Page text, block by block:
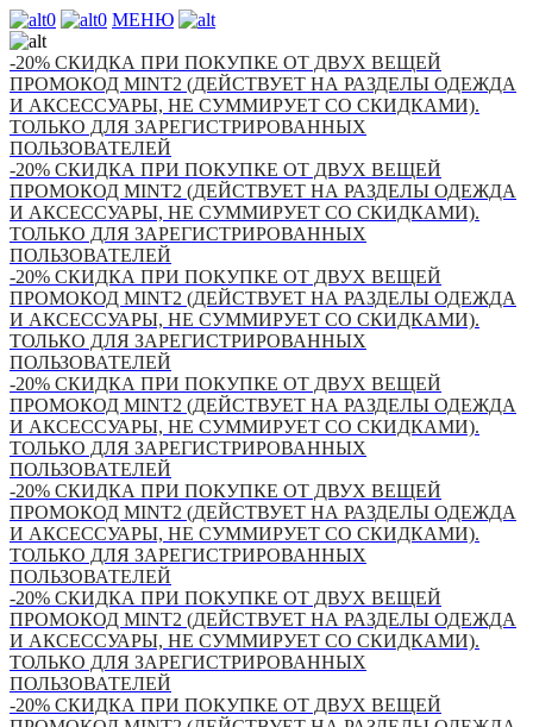
0 0 МЕНЮ
-20% СКИДКА ПРИ ПОКУПКЕ ОТ ДВУХ ВЕЩЕЙ
ПРОМОКОД MINT2 (ДЕЙСТВУЕТ НА РАЗДЕЛЫ ОДЕЖДА
И АКСЕССУАРЫ, НЕ СУММИРУЕТ СО СКИДКАМИ).
ТОЛЬКО ДЛЯ ЗАРЕГИСТРИРОВАННЫХ
ПОЛЬЗОВАТЕЛЕЙ
-20% СКИДКА ПРИ ПОКУПКЕ ОТ ДВУХ ВЕЩЕЙ
ПРОМОКОД MINT2 (ДЕЙСТВУЕТ НА РАЗДЕЛЫ ОДЕЖДА
И АКСЕССУАРЫ, НЕ СУММИРУЕТ СО СКИДКАМИ).
ТОЛЬКО ДЛЯ ЗАРЕГИСТРИРОВАННЫХ
ПОЛЬЗОВАТЕЛЕЙ
-20% СКИДКА ПРИ ПОКУПКЕ ОТ ДВУХ ВЕЩЕЙ
ПРОМОКОД MINT2 (ДЕЙСТВУЕТ НА РАЗДЕЛЫ ОДЕЖДА
И АКСЕССУАРЫ, НЕ СУММИРУЕТ СО СКИДКАМИ).
ТОЛЬКО ДЛЯ ЗАРЕГИСТРИРОВАННЫХ
ПОЛЬЗОВАТЕЛЕЙ
-20% СКИДКА ПРИ ПОКУПКЕ ОТ ДВУХ ВЕЩЕЙ
ПРОМОКОД MINT2 (ДЕЙСТВУЕТ НА РАЗДЕЛЫ ОДЕЖДА
И АКСЕССУАРЫ, НЕ СУММИРУЕТ СО СКИДКАМИ).
ТОЛЬКО ДЛЯ ЗАРЕГИСТРИРОВАННЫХ
ПОЛЬЗОВАТЕЛЕЙ
-20% СКИДКА ПРИ ПОКУПКЕ ОТ ДВУХ ВЕЩЕЙ
ПРОМОКОД MINT2 (ДЕЙСТВУЕТ НА РАЗДЕЛЫ ОДЕЖДА
И АКСЕССУАРЫ, НЕ СУММИРУЕТ СО СКИДКАМИ).
ТОЛЬКО ДЛЯ ЗАРЕГИСТРИРОВАННЫХ
ПОЛЬЗОВАТЕЛЕЙ
-20% СКИДКА ПРИ ПОКУПКЕ ОТ ДВУХ ВЕЩЕЙ
ПРОМОКОД MINT2 (ДЕЙСТВУЕТ НА РАЗДЕЛЫ ОДЕЖДА
И АКСЕССУАРЫ, НЕ СУММИРУЕТ СО СКИДКАМИ).
ТОЛЬКО ДЛЯ ЗАРЕГИСТРИРОВАННЫХ
ПОЛЬЗОВАТЕЛЕЙ
-20% СКИДКА ПРИ ПОКУПКЕ ОТ ДВУХ ВЕЩЕЙ